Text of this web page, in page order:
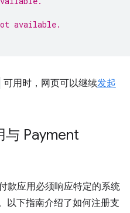
available.
可用时，网页可以继续发起
Payment
款应用必须响应特定的系统
以下指南介绍了如何注册支